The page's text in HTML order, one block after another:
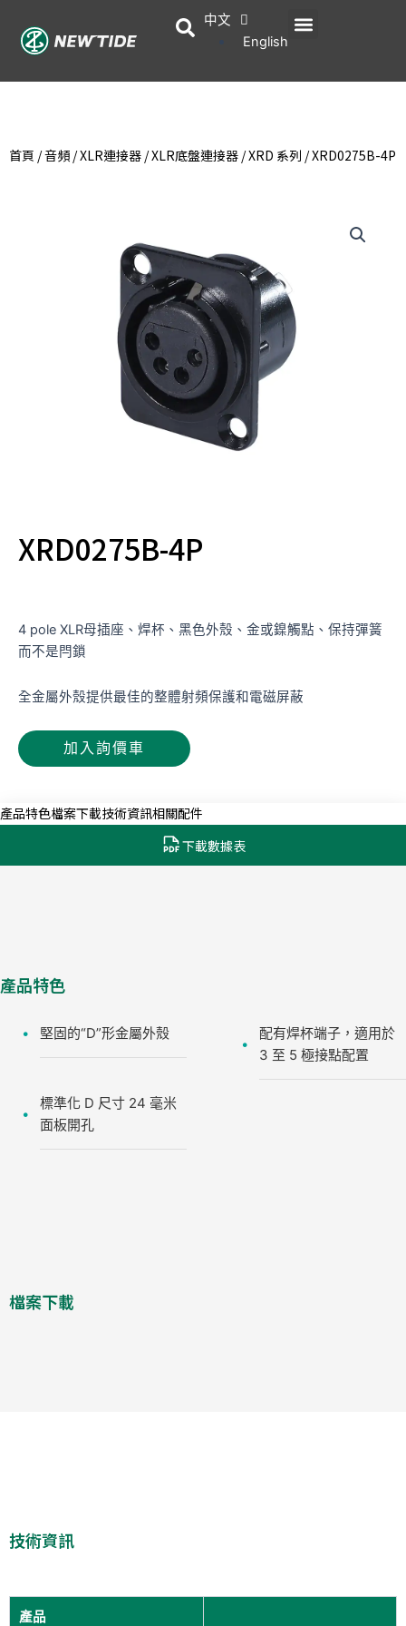
中文
English
選
首頁 /音頻 /XLR連接器 /XLR底盤連接器 /XRD 系列 / XRD0275B-4P
XRD0275B-4P
4 pole XLR母插座、焊杯、黑色外殼、金或鎳觸點、保持彈簧
而不是閂鎖
全金屬外殼提供最佳的整體射頻保護和電磁屏蔽
加入詢價車
產品特色檔案下載技術資訊相關配件
下載數據表
產品特色
堅固的“D”形金屬外殼
配有焊杯端子，適用於
3 至 5 極接點配置
標準化 D 尺寸 24 毫米
面板開孔
檔案下載
技術資訊
產品